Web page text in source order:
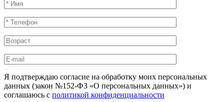
Я подтверждаю согласие на обработку моих персональных
данных (закон №152-ФЗ «О персональных данных») и
соглашаюсь с политикой конфиденциальности